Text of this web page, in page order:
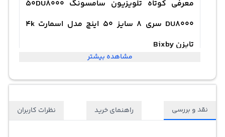
معرفی کوتاه تلویزیون سامسونگ 50DU8000
DU8000 سری 8 سایز 50 اینچ مدل اسمارت 4k
تایزن Bixby
مشاهده بیشتر
نقد و بررسی راهنمای خرید نظرات کاربران